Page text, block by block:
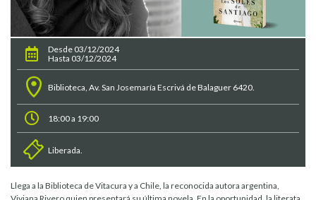
Desde 03/12/2024
Hasta 03/12/2024
Biblioteca, Av. San Josemaría Escrivá de Balaguer 6420.
18:00 a 19:00
Liberada.
Llega a la Biblioteca de Vitacura y a Chile, la reconocida autora argentina,